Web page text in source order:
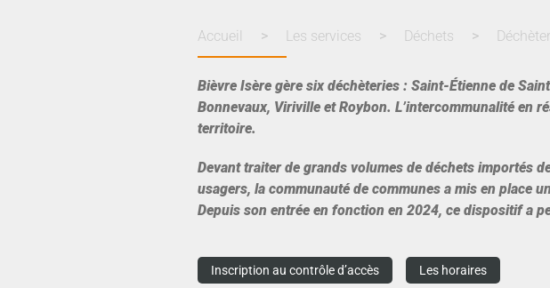
Accueil Les services Déchets
Bièvre Isère gère six déchèteries : Saint-Étienne de
Bonnevaux, Viriville et Roybon. L’intercommunalité en
territoire.
Devant traiter de grands volumes de déchets importés
usagers, la communauté de communes a mis en place
Depuis son entrée en fonction en 2024, ce dispositif a
Inscription au contrôle d’accès Les horaires